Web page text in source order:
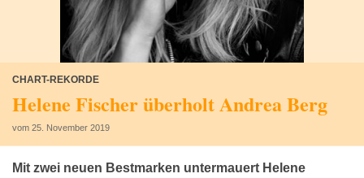
CHART-REKORDE
Helene Fischer überholt Andrea Berg
vom 25. November 2019
Mit zwei neuen Bestmarken untermauert Helene